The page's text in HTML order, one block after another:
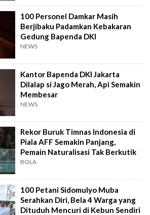
100 Personel Damkar Masih
Berjibaku Padamkan Kebakaran
Gedung Bapenda DKI
NEWS
Kantor Bapenda DKI Jakarta
Dilalap si Jago Merah, Api Semakin
Membesar
NEWS
Rekor Buruk Timnas Indonesia di
Piala AFF Semakin Panjang,
Pemain Naturalisasi Tak Berkutik
BOLA
100 Petani Sidomulyo Muba
Serahkan Diri, Bela 4 Warga yang
Dituduh Mencuri di Kebun Sendiri